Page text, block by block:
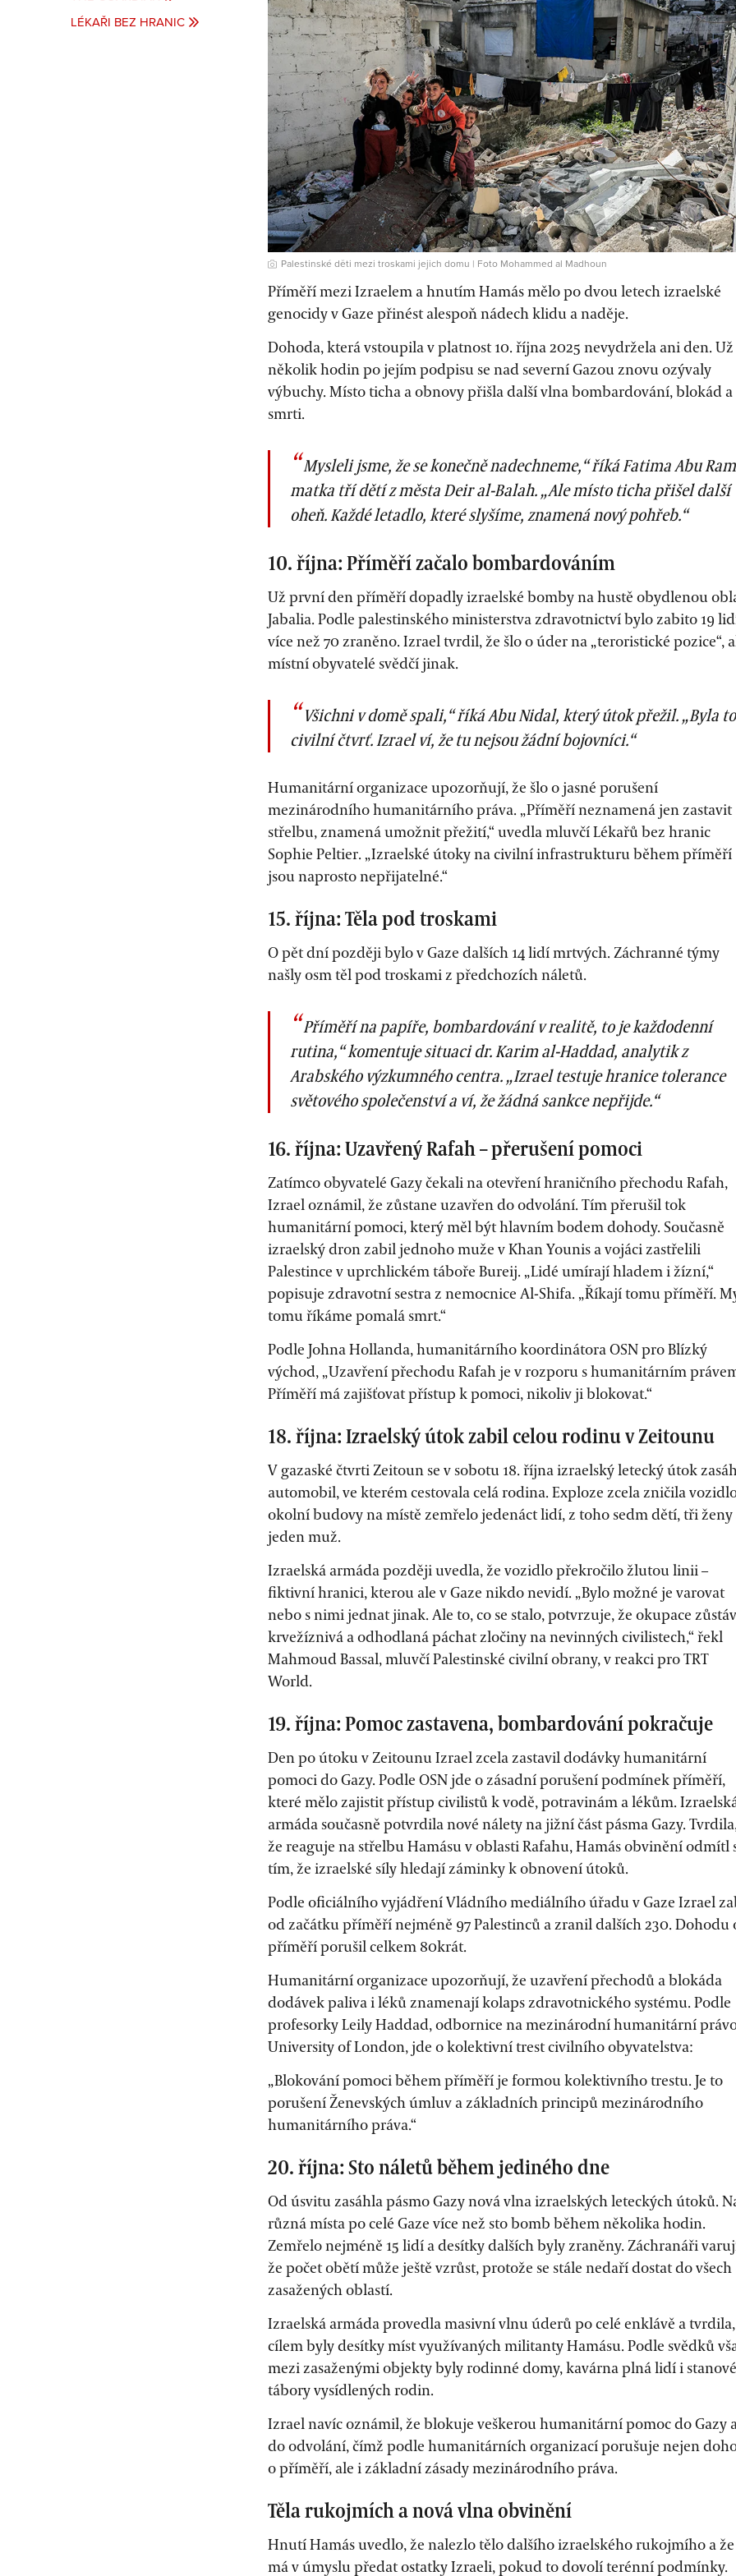
LÉKAŘI BEZ HRANIC
Palestinské děti mezi troskami jejich domu | Foto Mohammed al Madhoun
Příměří mezi Izraelem a hnutím Hamás mělo po dvou letech izraelské
genocidy v Gaze přinést alespoň nádech klidu a naděje.
Dohoda, která vstoupila v platnost 10. října 2025 nevydržela ani den. Už
několik hodin po jejím podpisu se nad severní Gazou znovu ozývaly
výbuchy. Místo ticha a obnovy přišla další vlna bombardování, blokád a
smrti.
Mysleli jsme, že se konečně nadechneme,“ říká Fatima Abu
matka tří dětí z města Deir al-Balah. „Ale místo ticha přišel další
oheň. Každé letadlo, které slyšíme, znamená nový pohřeb.“
10. října: Příměří začalo bombardováním
Už první den příměří dopadly izraelské bomby na hustě obydlenou
Jabalia. Podle palestinského ministerstva zdravotnictví bylo zabito 19
více než 70 zraněno. Izrael tvrdil, že šlo o úder na „teroristické pozice“,
místní obyvatelé svědčí jinak.
Všichni v domě spali,“ říká Abu Nidal, který útok přežil. „Byla to
civilní čtvrť. Izrael ví, že tu nejsou žádní bojovníci.“
Humanitární organizace upozorňují, že šlo o jasné porušení
mezinárodního humanitárního práva. „Příměří neznamená jen zastavit
střelbu, znamená umožnit přežití,“ uvedla mluvčí Lékařů bez hranic
Sophie Peltier. „Izraelské útoky na civilní infrastrukturu během příměří
jsou naprosto nepřijatelné.“
15. října: Těla pod troskami
O pět dní později bylo v Gaze dalších 14 lidí mrtvých. Záchranné týmy
našly osm těl pod troskami z předchozích náletů.
Příměří na papíře, bombardování v realitě, to je každodenní
rutina,“ komentuje situaci dr. Karim al-Haddad, analytik z
Arabského výzkumného centra. „Izrael testuje hranice tolerance
světového společenství a ví, že žádná sankce nepřijde.“
16. října: Uzavřený Rafah – přerušení pomoci
Zatímco obyvatelé Gazy čekali na otevření hraničního přechodu Rafah,
Izrael oznámil, že zůstane uzavřen do odvolání. Tím přerušil tok
humanitární pomoci, který měl být hlavním bodem dohody. Současně
izraelský dron zabil jednoho muže v Khan Younis a vojáci zastřelili
Palestince v uprchlickém táboře Bureij. „Lidé umírají hladem i žízní,“
popisuje zdravotní sestra z nemocnice Al-Shifa. „Říkají tomu příměří.
tomu říkáme pomalá smrt.“
Podle Johna Hollanda, humanitárního koordinátora OSN pro Blízký
východ, „Uzavření přechodu Rafah je v rozporu s humanitárním
Příměří má zajišťovat přístup k pomoci, nikoliv ji blokovat.“
18. října: Izraelský útok zabil celou rodinu v Zeitounu
V gaza­ské čtvrti Zeitoun se v sobotu 18. října izraelský letecký útok
automobil, ve kterém cestovala celá rodina. Exploze zcela zničila
okolní budovy na místě zemřelo jedenáct lidí, z toho sedm dětí, tři ženy
jeden muž.
Izraelská armáda později uvedla, že vozidlo překročilo žlutou linii –
fiktivní hranici, kterou ale v Gaze nikdo nevidí. „Bylo možné je varovat
nebo s nimi jednat jinak. Ale to, co se stalo, potvrzuje, že okupace
krvežíznivá a odhodlaná páchat zločiny na nevinných civilistech,“ řekl
Mahmoud Bassal, mluvčí Palestinské civilní obrany, v reakci pro TRT
World.
19. října: Pomoc zastavena, bombardování pokračuje
Den po útoku v Zeitounu Izrael zcela zastavil dodávky humanitární
pomoci do Gazy. Podle OSN jde o zásadní porušení podmínek příměří,
které mělo zajistit přístup civilistů k vodě, potravinám a lékům.
armáda současně potvrdila nové nálety na jižní část pásma Gazy.
že reaguje na střelbu Hamásu v oblasti Rafahu, Hamás obvinění odmítl
tím, že izraelské síly hledají záminky k obnovení útoků.
Podle oficiálního vyjádření Vládního mediálního úřadu v Gaze Izrael
od začátku příměří nejméně 97 Palestinců a zranil dalších 230. Dohodu
příměří porušil celkem 80krát.
Humanitární organizace upozorňují, že uzavření přechodů a blokáda
dodávek paliva i léků znamenají kolaps zdravotnického systému. Podle
profesorky Leily Haddad, odbornice na mezinárodní humanitární
University of London, jde o kolektivní trest civilního obyvatelstva:
„Blokování pomoci během příměří je formou kolektivního trestu. Je to
porušení Ženevských úmluv a základních principů mezinárodního
humanitárního práva.“
20. října: Sto náletů během jediného dne
Od úsvitu zasáhla pásmo Gazy nová vlna izraelských leteckých útoků.
různá místa po celé Gaze více než sto bomb během několika hodin.
Zemřelo nejméně 15 lidí a desítky dalších byly zraněny. Záchranáři
že počet obětí může ještě vzrůst, protože se stále nedaří dostat do všech
zasažených oblastí.
Izraelská armáda provedla masivní vlnu úderů po celé enklávě a
cílem byly desítky míst využívaných militanty Hamásu. Podle svědků
mezi zasaženými objekty byly rodinné domy, kavárna plná lidí i stanové
tábory vysídlených rodin.
Izrael navíc oznámil, že blokuje veškerou humanitární pomoc do Gazy
do odvolání, čímž podle humanitárních organizací porušuje nejen
o příměří, ale i základní zásady mezinárodního práva.
Těla rukojmích a nová vlna obvinění
Hnutí Hamás uvedlo, že nalezlo tělo dalšího izraelského rukojmího a že
má v úmyslu předat ostatky Izraeli, pokud to dovolí terénní podmínky.